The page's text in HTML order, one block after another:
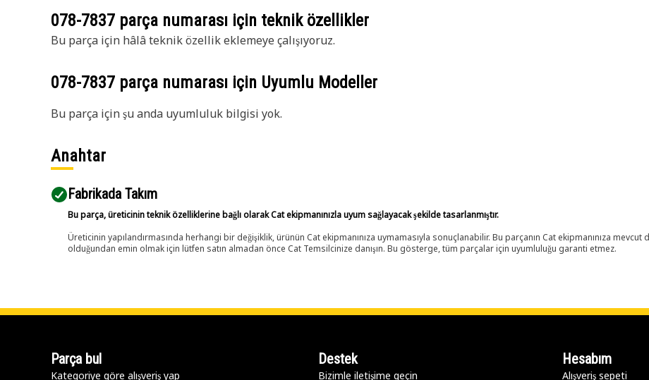
078-7837 parça numarası için teknik özellikler
Bu parça için hâlâ teknik özellik eklemeye çalışıyoruz.
078-7837 parça numarası için Uyumlu Modeller
Bu parça için şu anda uyumluluk bilgisi yok.
Anahtar
Fabrikada Takım
Bu parça, üreticinin teknik özelliklerine bağlı olarak Cat ekipmanınızla uyum sağlayacak şekilde tasarlanmıştır.
Üreticinin yapılandırmasında herhangi bir değişiklik, ürünün Cat ekipmanınıza uymamasıyla sonuçlanabilir. Bu parçanın Cat ekipmanınıza mevcut
olduğundan emin olmak için lütfen satın almadan önce Cat Temsilcinize danışın. Bu gösterge, tüm parçalar için uyumluluğu garanti etmez.
Parça bul
Kategoriye göre alışveriş yap
Destek
Bizimle iletişime geçin
Hesabım
Alışveriş sepeti